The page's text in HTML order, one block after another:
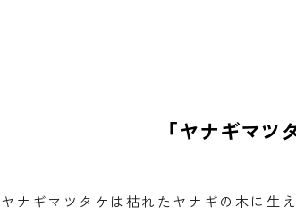
「ヤナギマツ
ヤナギマツタケは枯れたヤナギの木に生